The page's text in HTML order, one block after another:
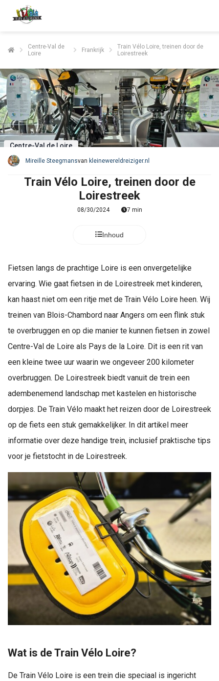
Centre-Val de
Loire
Frankrijk
Train Vélo Loire, treinen door de
Loirestreek
Centre-Val de Loire
Mireille Steegmansvan kleinewereldreiziger.nl
Train Vélo Loire, treinen door de
Loirestreek
08/30/2024 7 min
Inhoud
Fietsen langs de prachtige Loire is een onvergetelijke
ervaring. Wie gaat fietsen in de Loirestreek met kinderen,
kan haast niet om een ritje met de Train Vélo Loire heen. Wij
treinen van Blois-Chambord naar Angers om een flink stuk
te overbruggen en op die manier te kunnen fietsen in zowel
Centre-Val de Loire als Pays de la Loire. Dit is een rit van
een kleine twee uur waarin we ongeveer 200 kilometer
overbruggen. De Loirestreek biedt vanuit de trein een
adembenemend landschap met kastelen en historische
dorpjes. De Train Vélo maakt het reizen door de Loirestreek
op de fiets een stuk gemakkelijker. In dit artikel meer
informatie over deze handige trein, inclusief praktische tips
voor je fietstocht in de Loirestreek.
Wat is de Train Vélo Loire?
De Train Vélo Loire is een trein die speciaal is ingericht